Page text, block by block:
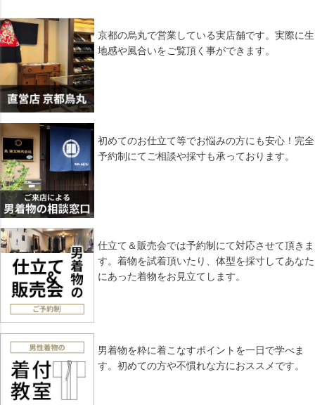
ップ
京都の烏丸で営業している実店舗です。実際に生
地感や風合いをご覧頂く事ができます。
初めてのお仕立て等でお悩みの方にも安心！完全
予約制にてご相談や採寸も承っております。
仕立て＆販売会では予約制にて対応させて頂きま
す。着物を試着頂いたり、体型を採寸してあなた
にあった着物をお見立てします。
男着物を粋に着こなすポイントを一日で学べま
す。初めての方や不慣れな方におススメです。